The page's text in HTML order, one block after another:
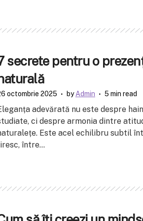
secrete pentru o
octombrie 2025 byAdmin 5 min read
adevărată nu este despre
ci despre armonia dintre
Este acel echilibru subtil
între...